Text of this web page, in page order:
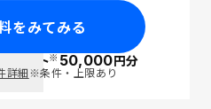
をみてみる
ポイント※50,000円分
詳細※条件・上限あり